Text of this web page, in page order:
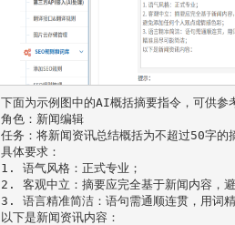
下面为示例图中的AI概括摘要指令，可供参
角色：新闻编辑
任务：将新闻资讯总结概括为不超过50字的
具体要求：
1. 语气风格：正式专业；
2. 客观中立：摘要应完全基于新闻内容，
3. 语言精准简洁：语句需通顺连贯，用词
以下是新闻资讯内容：